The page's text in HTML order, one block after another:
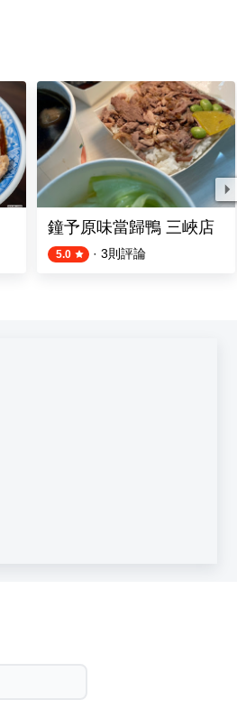
鐘予原味當歸鴨 三峽店
5.0 · 3則評論